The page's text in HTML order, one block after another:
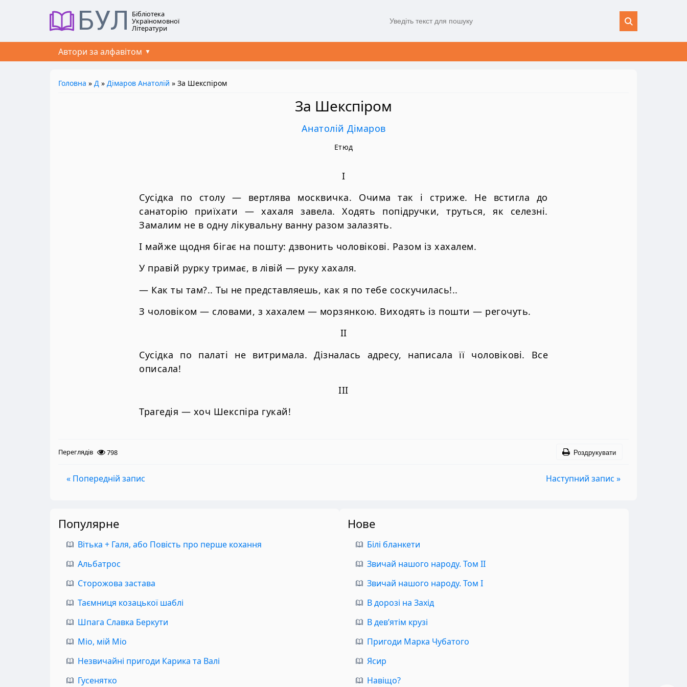
БУЛ Бібліотека
Україномовної
Літератури
Автори за алфавітом
Головна » Д » Дімаров Анатолій » За Шекспіром
За Шекспіром
Анатолій Дімаров
Етюд
І
Сусідка по столу — вертлява москвичка. Очима так і стриже. Не встигла до
санаторію приїхати — хахаля завела. Ходять попідручки, труться, як селезні.
Замалим не в одну лікувальну ванну разом залазять.
І майже щодня бігає на пошту: дзвонить чоловікові. Разом із хахалем.
У правій рурку тримає, в лівій — руку хахаля.
— Как ты там?.. Ты не представляешь, как я по тебе соскучилась!..
З чоловіком — словами, з хахалем — морзянкою. Виходять із пошти — регочуть.
II
Сусідка по палаті не витримала. Дізналась адресу, написала її чоловікові. Все
описала!
III
Трагедія — хоч Шекспіра гукай!
Переглядів 798 Роздрукувати
« Попередній запис Наступний запис »
Популярне
Вітька + Галя, або Повість про перше кохання
Альбатрос
Сторожова застава
Таємниця козацької шаблі
Шпага Славка Беркути
Міо, мій Міо
Незвичайні пригоди Карика та Валі
Гусенятко
Нове
Білі бланкети
Звичай нашого народу. Том II
Звичай нашого народу. Том I
В дорозі на Захід
В дев’ятім крузі
Пригоди Марка Чубатого
Ясир
Навіщо?